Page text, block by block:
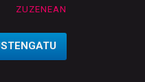
ZUZENEAN